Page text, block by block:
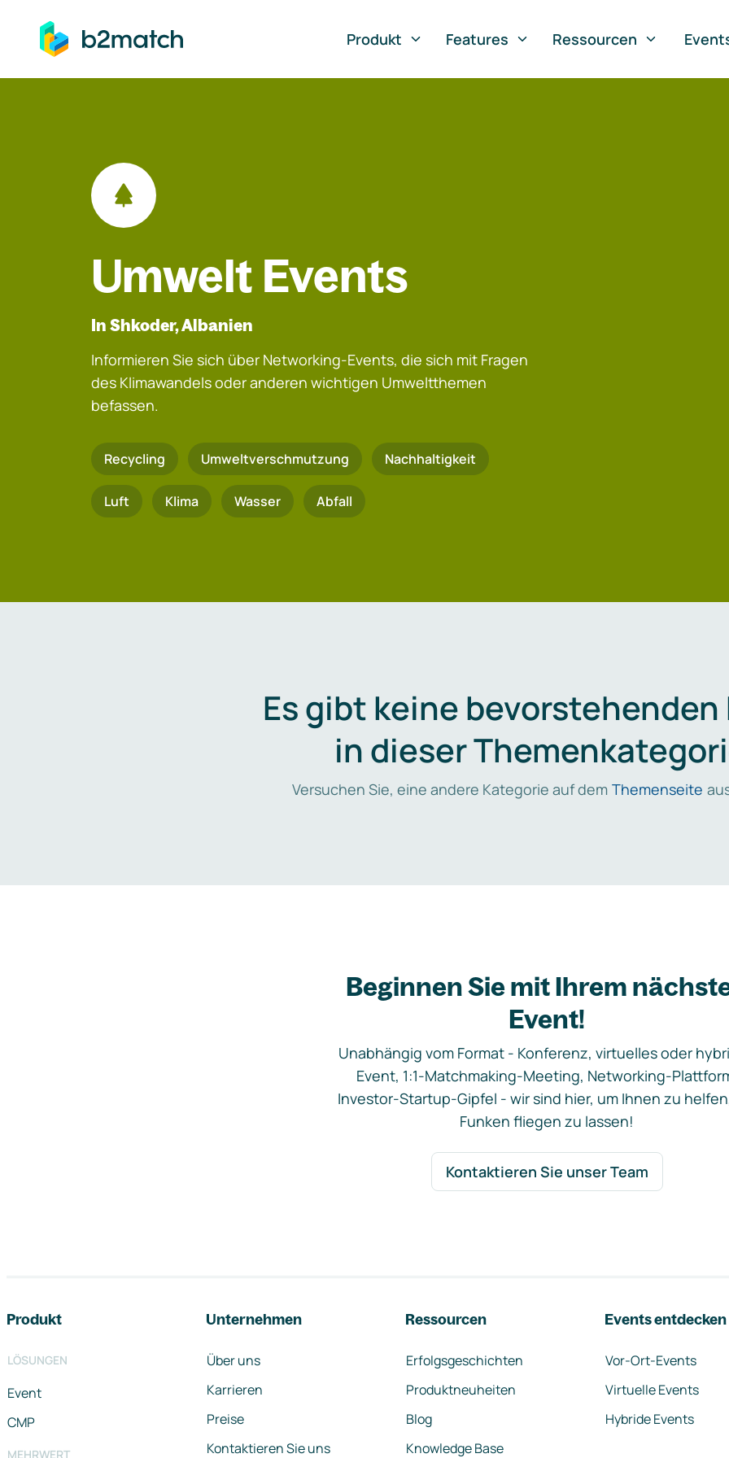
springen
Produkt
Features Ressourcen
Umwelt Events
In Shkoder, Albanien
Informieren Sie sich über Networking-Events, die sich mit Fragen
des Klimawandels oder anderen wichtigen Umweltthemen
befassen.
Recycling Umweltverschmutzung Nachhaltigkeit
Luft Klima Wasser Abfall
Es gibt keine bevorstehenden
in dieser
Versuchen Sie, eine andere Kategorie auf dem Themenseite
Beginnen Sie mit Ihrem
Event!
Unabhängig vom Format - Konferenz, virtuelles oder
Event, 1:1-Matchmaking-Meeting, Networking-
Investor-Startup-Gipfel - wir sind hier, um Ihnen zu
Funken fliegen zu lassen!
Kontaktieren Sie unser Team
Produkt
LÖSUNGEN
Event
CMP
MEHRWERT
Unternehmen
Über uns
Karrieren
Preise
Kontaktieren Sie uns
Ressourcen
Erfolgsgeschichten
Produktneuheiten
Blog
Knowledge Base
Events entdecken
Vor-Ort-Events
Virtuelle Events
Hybride Events